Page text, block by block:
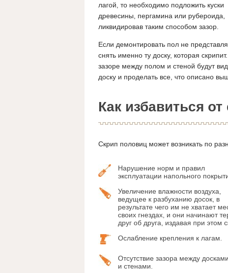
лагой, то необходимо подложить куски
древесины, пергамина или рубероида,
ликвидировав таким способом зазор.
Если демонтировать пол не
снять именно ту доску, которая
зазоре между полом и стеной будут
доску и проделать все, что описано
Как избавиться от
Скрип половиц может возникать по
Нарушение норм и правил
эксплуатации напольного
Увеличение влажности воздуха,
ведущее к разбуханию досок, в
результате чего им не хватает
своих гнездах, и они начинают
друг об друга, издавая при этом
Ослабление крепления к лагам.
Отсутствие зазора между
и стенами.